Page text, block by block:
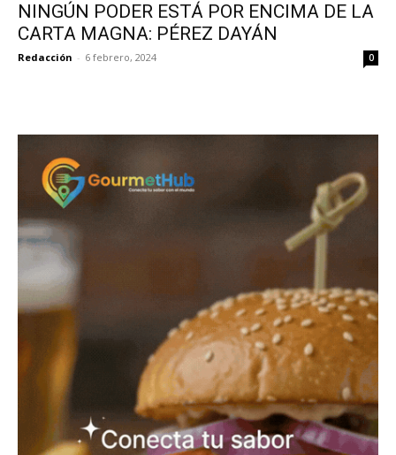
NINGÚN PODER ESTÁ POR ENCIMA DE LA
CARTA MAGNA: PÉREZ DAYÁN
Redacción - 6 febrero, 2024 0